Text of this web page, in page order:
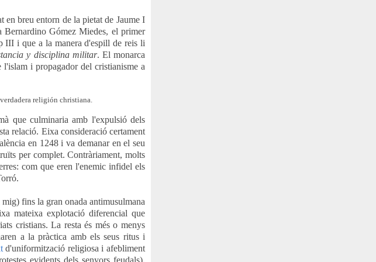
breu entorn de la pietat de Jaume I
Bernardino Gómez Miedes, el primer
III i que a la manera d'espill de reis li
y disciplina militar. El monarca
i propagador del cristianisme a
religión christiana.
que culminaria amb l'expulsió dels
relació. Eixa consideració certament
en 1248 i va demanar en el seu
per complet. Contràriament, molts
com que eren l'enemic infidel els
fins la gran onada antimusulmana
mateixa explotació diferencial que
cristians. La resta és més o menys
a la pràctica amb els seus ritus i
d'uniformització religiosa i afebliment